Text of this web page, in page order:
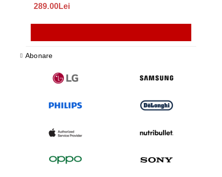
289.00Lei
Abonare